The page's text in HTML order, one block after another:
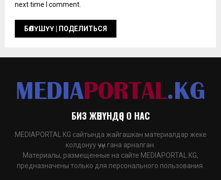
next time I comment.
БИЗ ЖӨНҮНДӨ | О НАС
MEDIAPORTAL.KG сайтында жайгашкан материалдар жеке
колдонуу үчүн гана арналган.
Материалы, размещенные на сайте MEDIAPORTAL.KG,
предназначены только для персонального пользования.